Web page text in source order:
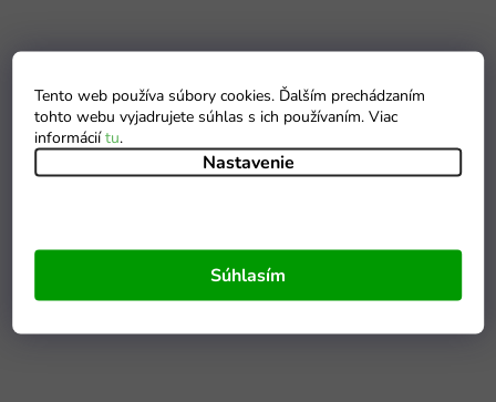
Tento web používa súbory cookies. Ďalším prechádzaním
tohto webu vyjadrujete súhlas s ich používaním. Viac
informáciítu.
Nastavenie
Súhlasím